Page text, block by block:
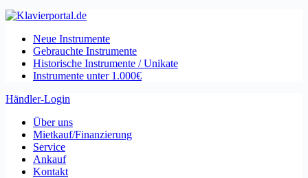
Neue Instrumente
Gebrauchte Instrumente
Historische Instrumente / Unikate
Instrumente unter 1.000€
Händler-Login
Über uns
Mietkauf/Finanzierung
Service
Ankauf
Kontakt